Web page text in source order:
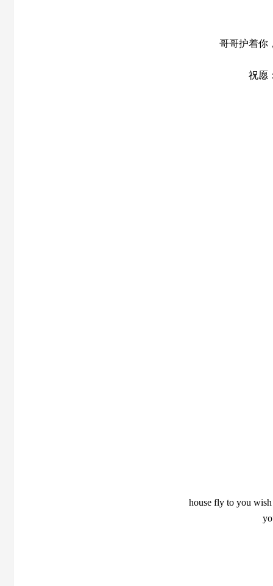
哥哥护着你
祝愿
house fly to you